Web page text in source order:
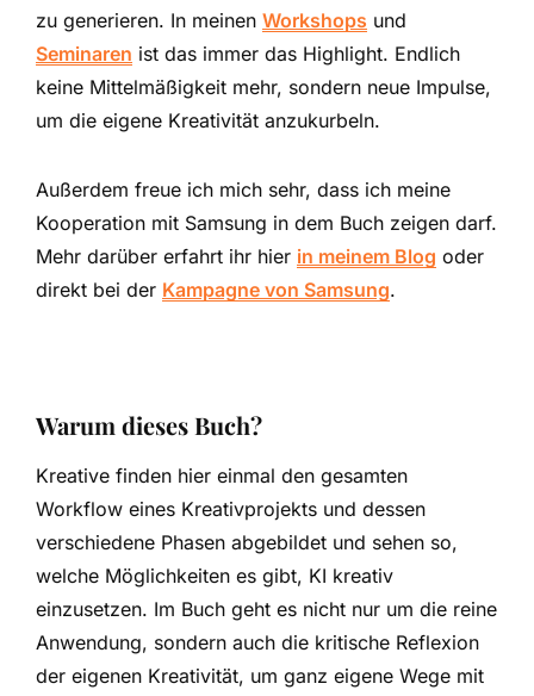
zu generieren. In meinen Workshops und
Seminaren ist das immer das Highlight. Endlich
keine Mittelmäßigkeit mehr, sondern neue Impulse,
um die eigene Kreativität anzukurbeln.
Außerdem freue ich mich sehr, dass ich meine
Kooperation mit Samsung in dem Buch zeigen darf.
Mehr darüber erfahrt ihr hier in meinem Blog oder
direkt bei der Kampagne von Samsung.
Warum dieses Buch?
Kreative finden hier einmal den gesamten
Workflow eines Kreativprojekts und dessen
verschiedene Phasen abgebildet und sehen so,
welche Möglichkeiten es gibt, KI kreativ
einzusetzen. Im Buch geht es nicht nur um die reine
Anwendung, sondern auch die kritische Reflexion
der eigenen Kreativität, um ganz eigene Wege mit